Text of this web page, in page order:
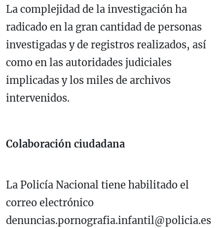
La complejidad de la investigación ha
radicado en la gran cantidad de personas
investigadas y de registros realizados, así
como en las autoridades judiciales
implicadas y los miles de archivos
intervenidos.
Colaboración ciudadana
La Policía Nacional tiene habilitado el
correo electrónico
denuncias.pornografia.infantil@policia.es